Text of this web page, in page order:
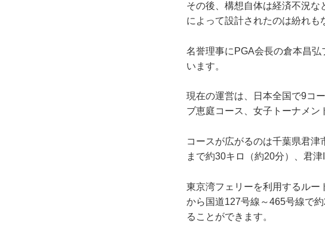
その後、構想自体は経済不況
によって設計されたのは紛れも
名誉理事にPGA会長の倉本昌
います。
現在の運営は、日本全国で9コ
ブ恵庭コース、女子トーナメン
コースが広がるのは千葉県君
まで約30キロ（約20分）、君
東京湾フェリーを利用するルー
から国道127号線～465号線で
ることができます。